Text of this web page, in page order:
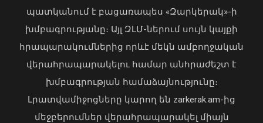
պատկանում է բացառապես «Զարկերակ»-ի
խմբագրությանը։ Այլ ԶԼՄ-ներում սույն կայքի
հրապարակումներից որևէ մեկն ամբողջական
վերահրապարակելու համար անհրաժեշտ է
խմբագրության համաձայնությունը։
Լրատվամիջոցները կարող են zarkerak.am-ից
մեջբերումներ վերահրապարակել միայն